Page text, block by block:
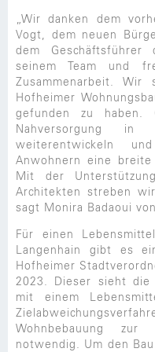
„Wir danken dem
Vogt, dem neuen
dem
seinem Team und
Zusammenarbeit.
Hofheimer
gefunden zu haben.
Nahversorgung in
weiterentwickeln
Anwohnern eine
Mit der
Architekten streben
sagt Monira Badaoui
Für einen
Langenhain gibt es
Hofheimer
2023. Dieser sieht die
mit einem
Wohnbebauung zur
notwendig. Um den